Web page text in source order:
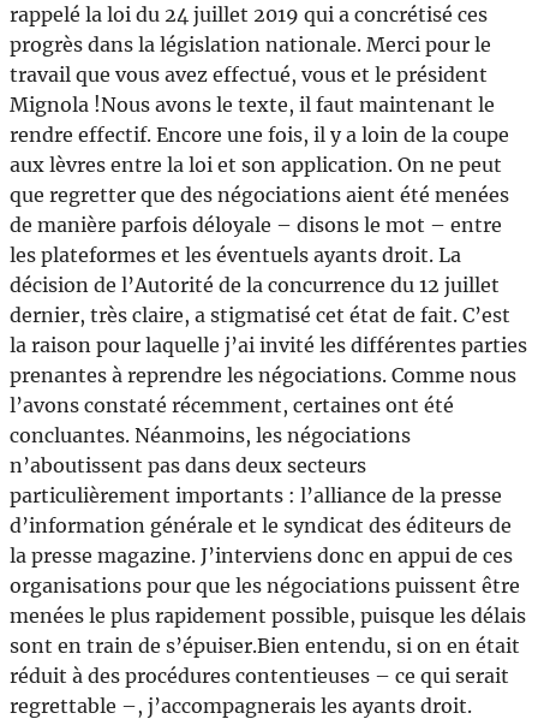
rappelé la loi du 24 juillet 2019 qui a concrétisé ces
progrès dans la législation nationale. Merci pour le
travail que vous avez effectué, vous et le président
Mignola !Nous avons le texte, il faut maintenant le
rendre effectif. Encore une fois, il y a loin de la coupe
aux lèvres entre la loi et son application. On ne peut
que regretter que des négociations aient été menées
de manière parfois déloyale – disons le mot – entre
les plateformes et les éventuels ayants droit. La
décision de l’Autorité de la concurrence du 12 juillet
dernier, très claire, a stigmatisé cet état de fait. C’est
la raison pour laquelle j’ai invité les différentes parties
prenantes à reprendre les négociations. Comme nous
l’avons constaté récemment, certaines ont été
concluantes. Néanmoins, les négociations
n’aboutissent pas dans deux secteurs
particulièrement importants : l’alliance de la presse
d’information générale et le syndicat des éditeurs de
la presse magazine. J’interviens donc en appui de ces
organisations pour que les négociations puissent être
menées le plus rapidement possible, puisque les délais
sont en train de s’épuiser.Bien entendu, si on en était
réduit à des procédures contentieuses – ce qui serait
regrettable –, j’accompagnerais les ayants droit.